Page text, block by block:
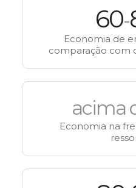
60-
Economia de
comparação com
acima
Economia na